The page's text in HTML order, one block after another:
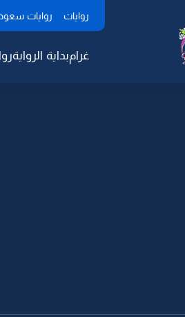
روايات روايات
غرامبداية الرواية